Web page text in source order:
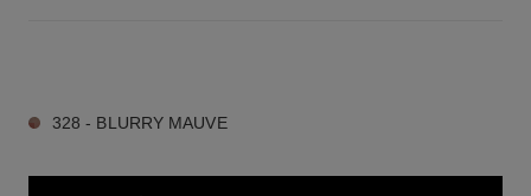
328 - BLURRY MAUVE